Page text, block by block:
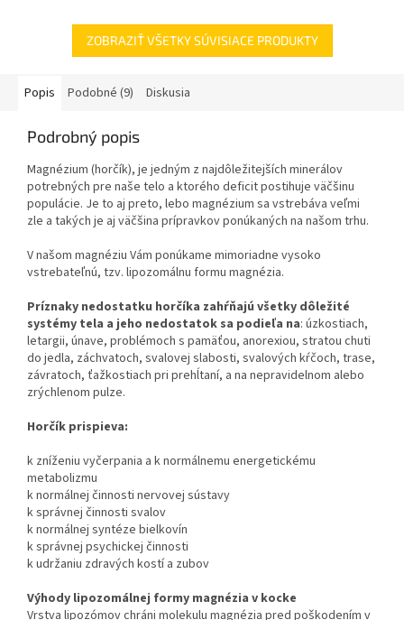
stopových prvkov...
ZOBRAZIŤ VŠETKY SÚVISIACE PRODUKTY
Popis Podobné (9) Diskusia
Podrobný popis
Magnézium (horčík), je jedným z najdôležitejších minerálov
potrebných pre naše telo a ktorého deficit postihuje väčšinu
populácie. Je to aj preto, lebo magnézium sa vstrebáva veľmi
zle a takých je aj väčšina prípravkov ponúkaných na našom trhu.
V našom magnéziu Vám ponúkame mimoriadne vysoko
vstrebateľnú, tzv. lipozomálnu formu magnézia.
Príznaky nedostatku horčíka zahŕňajú všetky dôležité
systémy tela a jeho nedostatok sa podieľa na: úzkostiach,
letargii, únave, problémoch s pamäťou, anorexiou, stratou chuti
do jedla, záchvatoch, svalovej slabosti, svalových kŕčoch, trase,
závratoch, ťažkostiach pri prehĺtaní, a na nepravidelnom alebo
zrýchlenom pulze.
Horčík prispieva:
k zníženiu vyčerpania a k normálnemu energetickému
metabolizmu
k normálnej činnosti nervovej sústavy
k správnej činnosti svalov
k normálnej syntéze bielkovín
k správnej psychickej činnosti
k udržaniu zdravých kostí a zubov
Výhody lipozomálnej formy magnézia v kocke
Vrstva lipozómov chráni molekulu magnézia pred poškodením v